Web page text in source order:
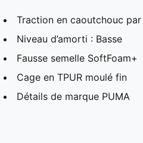
Traction en caoutchouc
Niveau d’amorti : Basse
Fausse semelle SoftFoam+
Cage en TPUR moulé fin
Détails de marque PUMA